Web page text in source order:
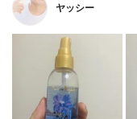
ヤッシー